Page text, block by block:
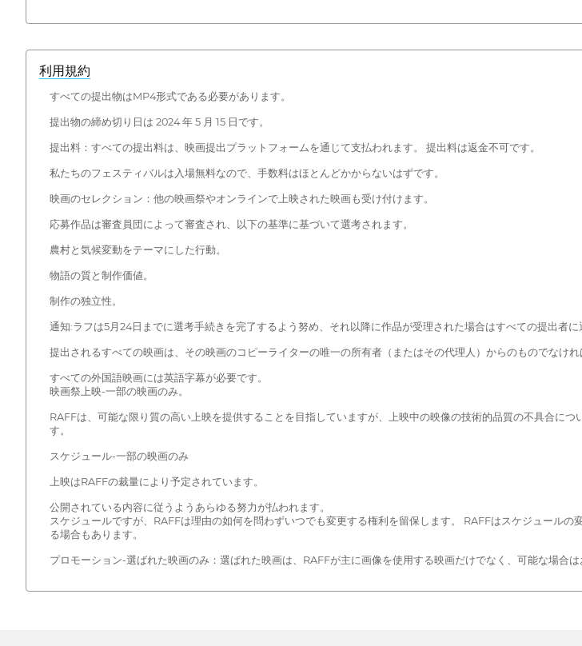
利用規約
すべての提出物はMP4形式である必要があります。
提出物の締め切り日は 2024 年 5 月 15 日です。
提出料：すべての提出料は、映画提出プラットフォームを通じて支払われます。 提出料は返金不可です。
私たちのフェスティバルは入場無料なので、手数料はほとんどかからないはずです。
映画のセレクション：他の映画祭やオンラインで上映された映画も受け付けます。
応募作品は審査員団によって審査され、以下の基準に基づいて選考されます。
農村と気候変動をテーマにした行動。
物語の質と制作価値。
制作の独立性。
通知:ラフは5月24日までに選考手続きを完了するよう努め、それ以降に作品が受理された場合はすべての提出者に
提出されるすべての映画は、その映画のコピーライターの唯一の所有者（またはその代理人）からのものでなけれ
すべての外国語映画には英語字幕が必要です。
映画祭上映-一部の映画のみ。
RAFFは、可能な限り質の高い上映を提供することを目指していますが、上映中の映像の技術的品質の不具合に
す。
スケジュール-一部の映画のみ
上映はRAFFの裁量により予定されています。
公開されている内容に従うようあらゆる努力が払われます。
スケジュールですが、RAFFは理由の如何を問わずいつでも変更する権利を留保します。 RAFFはスケジュール
る場合もあります。
プロモーション-選ばれた映画のみ：選ばれた映画は、RAFFが主に画像を使用する映画だけでなく、可能な場合